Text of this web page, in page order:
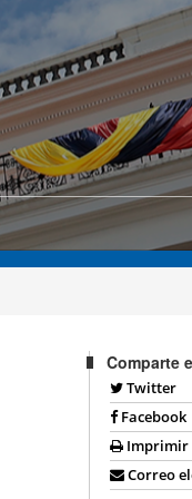
Comparte
Twitter
Facebook
Imprimir
Correo